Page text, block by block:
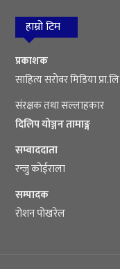
हाम्रो टिम
प्रकाशक
साहित्य सरोवर मिडिया प्रा.लि
संरक्षक तथा सल्लाहकार
दिलिप योञ्जन तामाङ्ग
सम्वाददाता
रन्जु कोईराला
सम्पादक
रोशन पोखरेल